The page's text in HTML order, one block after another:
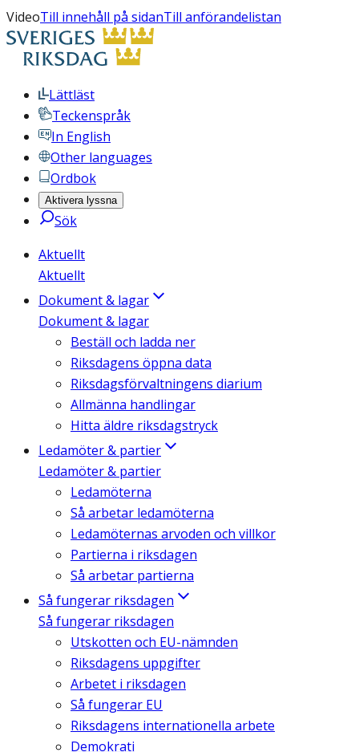
VideoTill innehåll på sidanTill anförandelistan
Lättläst
Teckenspråk
In English
Other languages
Ordbok
Aktivera lyssna
Sök
Aktuellt
Aktuellt
Dokument & lagar
Dokument & lagar
Beställ och ladda ner
Riksdagens öppna data
Riksdagsförvaltningens diarium
Allmänna handlingar
Hitta äldre riksdagstryck
Ledamöter & partier
Ledamöter & partier
Ledamöterna
Så arbetar ledamöterna
Ledamöternas arvoden och villkor
Partierna i riksdagen
Så arbetar partierna
Så fungerar riksdagen
Så fungerar riksdagen
Utskotten och EU-nämnden
Riksdagens uppgifter
Arbetet i riksdagen
Så fungerar EU
Riksdagens internationella arbete
Demokrati